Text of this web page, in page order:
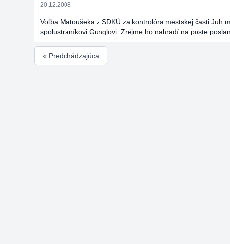
20.12.2008
Voľba Matoušeka z SDKÚ za kontrolóra mestskej časti Juh
spolustraníkovi Gunglovi. Zrejme ho nahradí na poste
« Predchádzajúca